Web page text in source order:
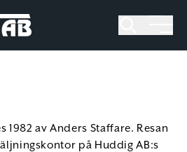
1982 av Anders Staffare. Resan
på Huddig AB:s